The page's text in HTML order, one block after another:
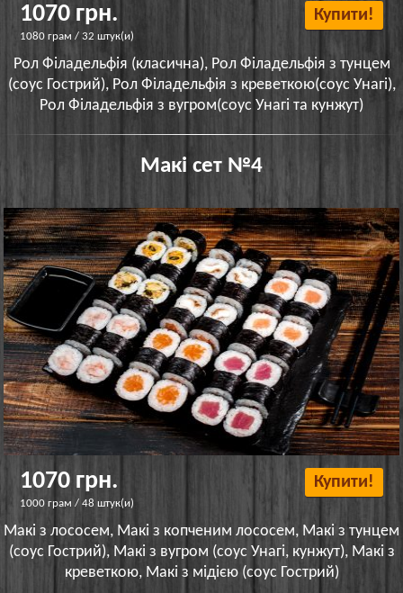
1070 грн.
1080 грам / 32 штук(и)
Купити!
Рол Філадельфія (класична), Рол Філадельфія з тунцем
(соус Гострий), Рол Філадельфія з креветкою(соус Унагі),
Рол Філадельфія з вугром(соус Унагі та кунжут)
Макі сет №4
1070 грн.
1000 грам / 48 штук(и)
Купити!
Макі з лососем, Макі з копченим лососем, Макі з тунцем
(соус Гострий), Макі з вугром (соус Унагі, кунжут), Макі з
креветкою, Макі з мідією (соус Гострий)